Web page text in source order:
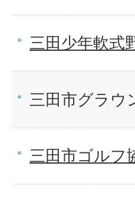
三田少年軟式
三田市グラウ
三田市ゴルフ